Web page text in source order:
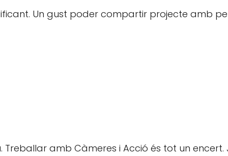
Un gust poder compartir projecte amb
Treballar amb Càmeres i Acció és tot un